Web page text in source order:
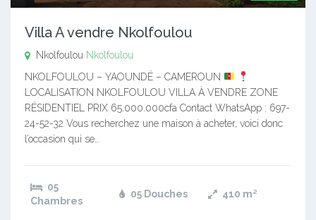
Villa A vendre Nkolfoulou
Nkolfoulou Nkolfoulou
NKOLFOULOU – YAOUNDÉ – CAMEROUN
LOCALISATION NKOLFOULOU VILLA À VENDRE ZONE
RÉSIDENTIEL PRIX 65.000.000cfa Contact WhatsApp : 697-
24-52-32 Vous recherchez une maison à acheter, voici donc
l’occasion qui se…
05
Chambres
05 Douches 410 m²